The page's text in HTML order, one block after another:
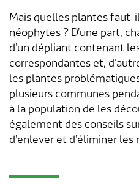
Mais quelles plantes faut-
néophytes ? D’une part,
d’un dépliant contenant
correspondantes et,
les plantes
plusieurs communes
à la population de les
également des conseils
d’enlever et d’éliminer